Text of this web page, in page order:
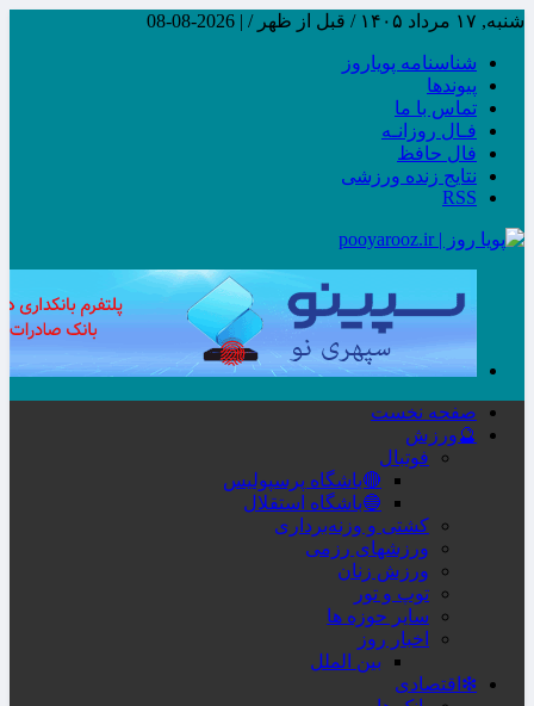
شنبه, ۱۷ مرداد ۱۴۰۵ / قبل از ظهر / |
2026-08-08
شناسنامه پویاروز
پیوندها
تماس با ما
فـال روزانـه
فال حافظ
نتایج زنده ورزشی
RSS
صفحه نخست
🔮ورزش
فوتبال
🔴باشگاه پرسپولیس
🔵باشگاه استقلال
کشتی و وزنه‌برداری
ورزشهای رزمی
ورزش زنان
توپ و تور
سایر حوزه ها
اخبار روز
بین الملل
❇اقتصادی